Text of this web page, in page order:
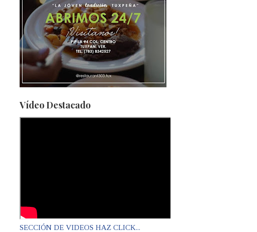
Vídeo Destacado
SECCIÓN DE VIDEOS HAZ CLICK...